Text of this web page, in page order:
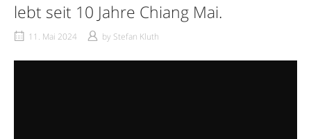
lebt seit 10 Jahre Chiang Mai.
11. Mai 2024 by Stefan Kluth